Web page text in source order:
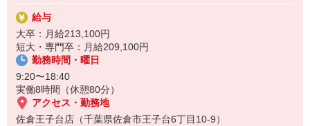
12：00 昼食
女性2人が交代で昼食休憩
午後も引き続き、お客様対応やTEL受付など
※専門的な商談は営業が行うのでご安心ください♪
18:30 閉店
給与
大卒：月給213,100円
短大・専門卒：月給209,100円
勤務時間・曜日
9:20〜18:40
実働8時間（休憩80分）
アクセス・勤務地
佐倉王子台店（千葉県佐倉市王子台6丁目10-9）